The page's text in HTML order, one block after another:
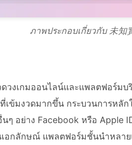
ภาพประกอบเกี่ยวกับ 未知
วงเกมออนไลน์และแพลตฟอร์ม
ที่เข้มงวดมากขึ้น กระบวนการหลั
อย่าง Facebook หรือ Apple
เอกลักษณ์ แพลตฟอร์มชั้นนำหลา